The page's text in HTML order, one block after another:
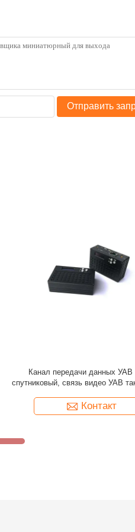
Отправить
Радио локальных сетей
канала передачи данных УАВ
Контакт